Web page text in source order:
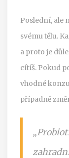
Poslední, ale
svému tělu.
a proto je
cítíš. Pokud
vhodné
případně